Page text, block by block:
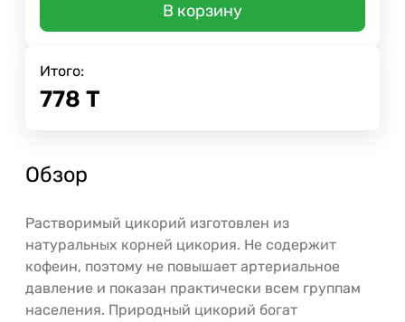
В корзину
Итого:
778 Т
Обзор
Растворимый цикорий изготовлен из
натуральных корней цикория. Не содержит
кофеин, поэтому не повышает артериальное
давление и показан практически всем группам
населения. Природный цикорий богат